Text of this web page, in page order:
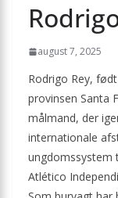
august 7, 2025
Rodrigo Rey,
provinsen Santa
målmand, der
internationale
ungdomssystem
Atlético